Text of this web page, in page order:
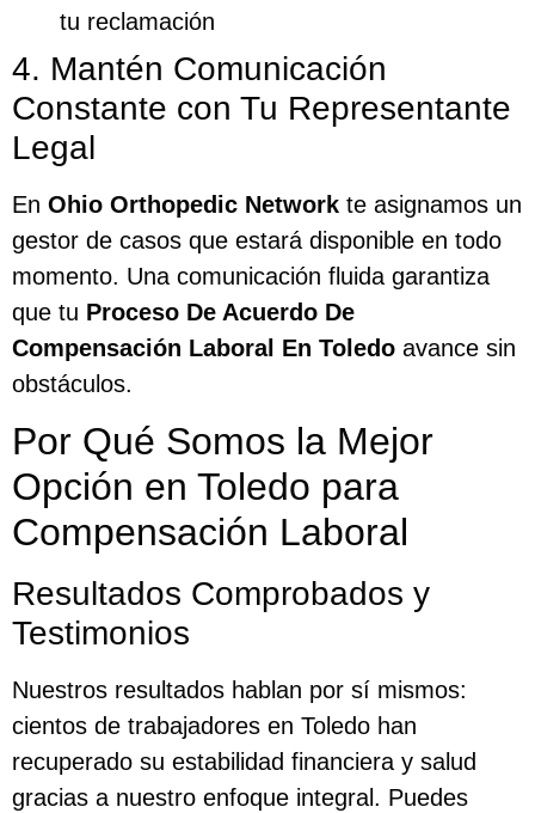
tu reclamación
4. Mantén Comunicación
Constante con Tu Representante
Legal
En Ohio Orthopedic Network te asignamos un
gestor de casos que estará disponible en todo
momento. Una comunicación fluida garantiza
que tu Proceso De Acuerdo De
Compensación Laboral En Toledo avance sin
obstáculos.
Por Qué Somos la Mejor
Opción en Toledo para
Compensación Laboral
Resultados Comprobados y
Testimonios
Nuestros resultados hablan por sí mismos:
cientos de trabajadores en Toledo han
recuperado su estabilidad financiera y salud
gracias a nuestro enfoque integral. Puedes